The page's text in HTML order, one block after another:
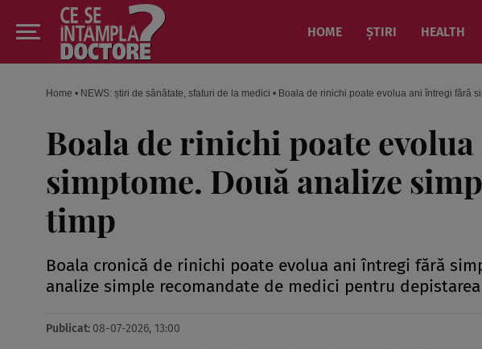
HOME ȘTIRI HEALTH
Home • NEWS: știri de sănătate, sfaturi de la medici • Boala de rinichi poate evolua ani întregi fără
Boala de rinichi poate
simptome. Două analize
timp
Boala cronică de rinichi poate evolua ani întregi fără
analize simple recomandate de medici pentru
Publicat: 08-07-2026, 13:00